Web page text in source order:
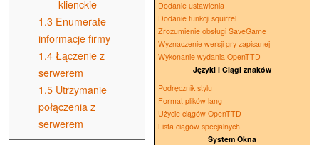
Dodanie ustawienia
Dodanie funkcji squirrel
Zrozumienie obsługi SaveGame
Wyznaczenie wersji gry zapisanej
Wykonanie wydania OpenTTD
Języki i Ciągi znaków
Podręcznik stylu
Format plików lang
Użycie ciągów OpenTTD
Lista ciągów specjalnych
System Okna
klienckie
1.3 Enumerate
informacje firmy
1.4 Łączenie z
serwerem
1.5 Utrzymanie
połączenia z
serwerem